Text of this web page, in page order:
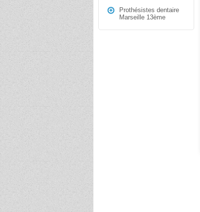
Prothésistes dentaire
Marseille 13ème